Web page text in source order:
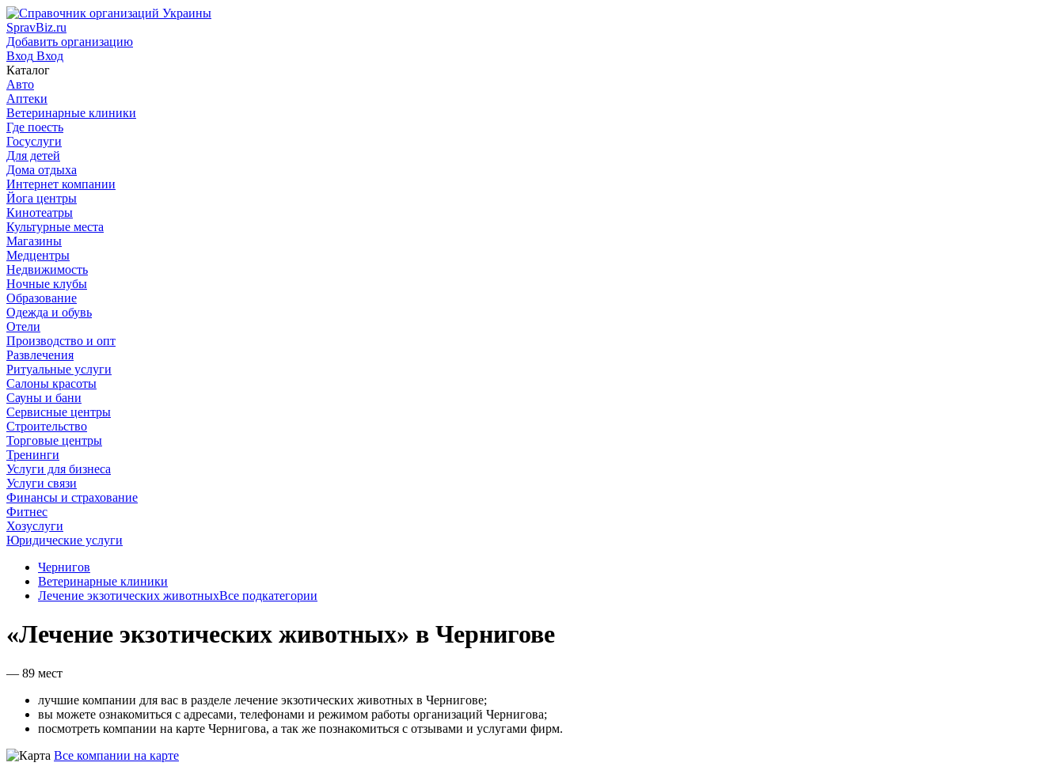
SpravBiz.ru
Добавить организацию
Вход Вход
Каталог
Авто
Аптеки
Ветеринарные клиники
Где поесть
Госуслуги
Для детей
Дома отдыха
Интернет компании
Йога центры
Кинотеатры
Культурные места
Магазины
Медцентры
Недвижимость
Ночные клубы
Образование
Одежда и обувь
Отели
Производство и опт
Развлечения
Ритуальные услуги
Салоны красоты
Сауны и бани
Сервисные центры
Строительство
Торговые центры
Тренинги
Услуги для бизнеса
Услуги связи
Финансы и страхование
Фитнес
Хозуслуги
Юридические услуги
Чернигов
Ветеринарные клиники
Лечение экзотических животныхВсе подкатегории
«Лечение экзотических животных» в Чернигове
— 89 мест
лучшие компании для вас в разделе лечение экзотических животных в Чернигове;
вы можете ознакомиться с адресами, телефонами и режимом работы организаций Чернигова;
посмотреть компании на карте Чернигова, а так же познакомиться с отзывами и услугами фирм.
Все компании на карте